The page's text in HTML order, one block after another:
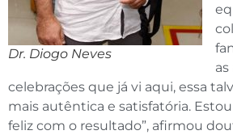
Dr. Diogo Neves
celebrações que já vi aqui, essa
mais autêntica e satisfatória.
feliz com o resultado”, afirmou